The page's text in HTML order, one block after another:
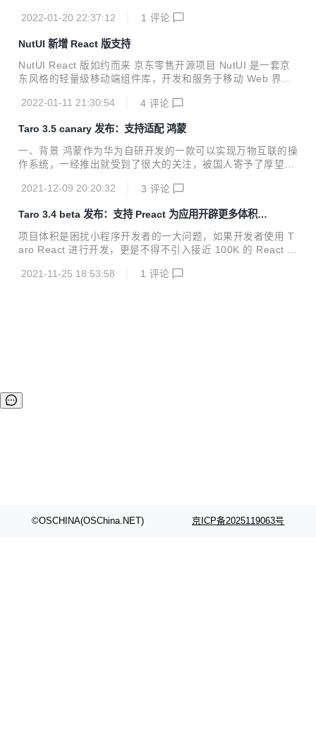
一直在小本本上记录每一位用户反馈的需求。 经过产品打磨，
式版本。 上月我们还推出了支持开发鸿蒙应用的 v3.5.0 cana
序应用时我们经常会受到包体积的掣肘，大型应用常常为了
“尺土寸金”的包体积开展瘦身行动。在此背景下 React 将近 1
00k 的体积则显得有点过于奢侈。因此 Taro v3.4 实现了对 P
2022-01-20 22:37:12 1 评论
NutUI 新增 React 版支持
NutUI React 版如约而来 京东零售开源项目 NutUI 是一套京
东风格的轻量级移动端组件库，开发和服务于移动 Web 界面
React 版本的呼声也越来越高。我们响应社区的呼声，2021
与打磨，React 版终于要和大家见面了！ NutUI 是一款京东风
格的多端统一开发组件库，之前只有 Vue 语言版。它也支持
使用 Vue3 来编写可以同时在小程序和 H5 平台上运行的应
本。 2018 年开源以来，NutU...
2022-01-11 21:30:54 4 评论
Taro 3.5 canary 发布：支持适配 鸿蒙
一、背景 鸿蒙作为华为自研开发的一款可以实现万物互联的操
作系统，一经推出就受到了很大的关注，被国人寄予了厚望。
行升级之后，在短短的三个月内实现了 1.2 亿的装机量，并且
机量已经突破了 1.5 亿。 众多应用厂商都逐步推出了适配的
鸿蒙应用，Taro 作为一个开放式的 跨端跨框架 解决方案，不
少开发者期待将小程序的能力移植到鸿蒙 OS 上，可以使用 T
提供类 Web 范式编程，支持使用 JS 开发...
2021-12-09 20:20:32 3 评论
Taro 3.4 beta 发布：支持 Preact 为应用开辟更多体积空
间
项目体积是困扰小程序开发者的一大问题，如果开发者使用 T
aro React 进行开发，更是不得不引入接近 100K 的 React 相
的主要方向，是探索对于 Preact 的支持。 Preact 是一款体积
2021-11-25 18:53:58 1 评论
©OSCHINA(OSChina.NET) 京ICP备2025119063号